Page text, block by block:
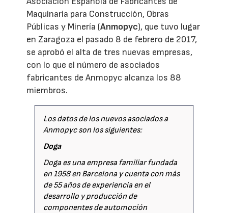
Maquinaria para Construcción, Obras
Públicas y Minería (Anmopyc), que tuvo lugar
en Zaragoza el pasado 8 de febrero de 2017,
se aprobó el alta de tres nuevas empresas,
con lo que el número de asociados
fabricantes de Anmopyc alcanza los 88
miembros.
Los datos de los nuevos asociados a
Anmopyc son los siguientes:
Doga
Doga es una empresa familiar fundada
en 1958 en Barcelona y cuenta con más
de 55 años de experiencia en el
desarrollo y producción de
componentes de automoción